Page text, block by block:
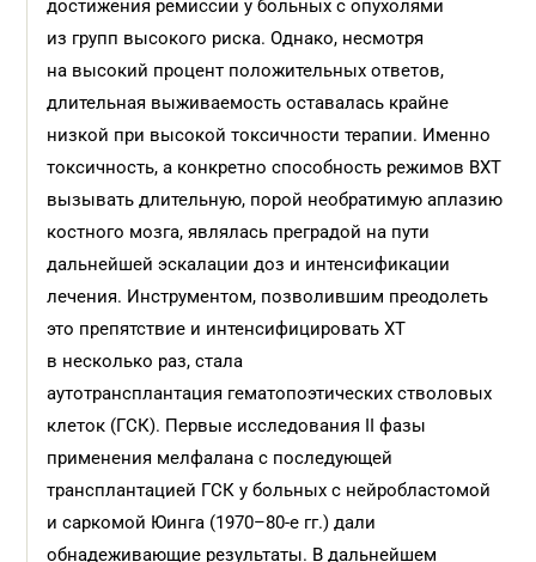
достижения ремиссии у больных с опухолями
из групп высокого риска. Однако, несмотря
на высокий процент положительных ответов,
длительная выживаемость оставалась крайне
низкой при высокой токсичности терапии. Именно
токсичность, а конкретно способность режимов ВХТ
вызывать длительную, порой необратимую аплазию
костного мозга, являлась преградой на пути
дальнейшей эскалации доз и интенсификации
лечения. Инструментом, позволившим преодолеть
это препятствие и интенсифицировать ХТ
в несколько раз, стала
аутотрансплантация гематопоэтических стволовых
клеток (ГСК). Первые исследования II фазы
применения мелфалана с последующей
трансплантацией ГСК у больных с нейробластомой
и саркомой Юинга (1970–80-е гг.) дали
обнадеживающие результаты. В дальнейшем